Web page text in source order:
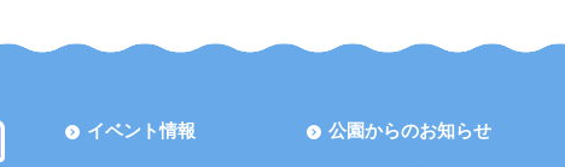
イベント情報 公園からのお知らせ